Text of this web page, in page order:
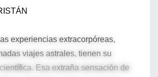
experiencias extracorpóreas,
viajes astrales, tienen su
Esa extraña sensación de